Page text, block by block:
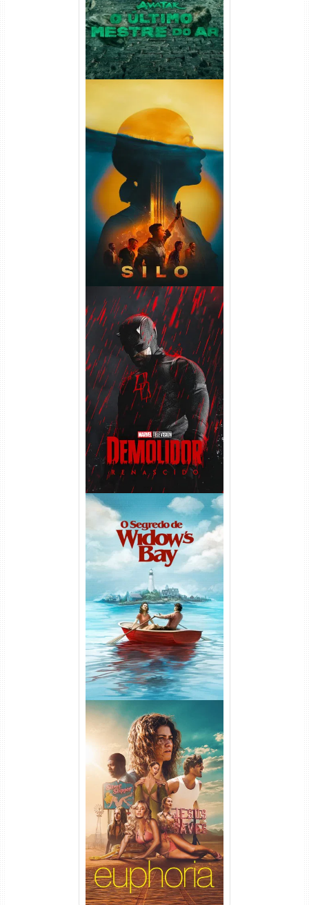
Silo 2ª Temporada (2024)
WEB-DL 1080p Dual Áudio
Demolidor: Renascido 2ª
Temporada (2026) WEB-DL
1080p Dual Áudio
O Segredo de Widow’s Bay
1ª Temporada Torrent (2026)
WEB-DL 1080p Dual Áudio
Euphoria 3ª Temporada
Torrent (2026) WEB-DL 1080p
Dual Áudio